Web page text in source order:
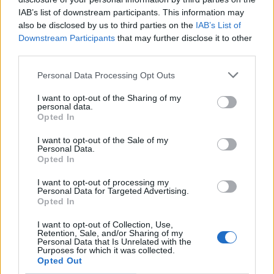
IAB’s list of downstream participants. This information may
also be disclosed by us to third parties on the IAB’s List of
Downstream Participants that may further disclose it to other
Personal Data Processing Opt Outs
I want to opt-out of the Sharing of my
personal data.
Opted In
I want to opt-out of the Sale of my
Personal Data.
Opted In
I want to opt-out of processing my
Personal Data for Targeted Advertising.
Opted In
I want to opt-out of Collection, Use,
Retention, Sale, and/or Sharing of my
Personal Data that Is Unrelated with the
Purposes for which it was collected.
Opted Out
τότε με αυτά τα χρήματα αγόραζες
πολυκατοικία και μου έδωσαν έναν
χώρο 20 τ.μ, χωρίς τουαλέτα, χωρίς
τίποτα, που στην πραγματικότητα
έκανε 150.000. Το υπόλοιπο το είχαν
πουλήσει στην Πίτσα.
Πού να το φανταστείτε…
Ναι, μετά μια άλλη φίλη που έμενε
στην Αιδηψό και ήξερε ότι έχω μανία
με την εξοχή, μου πρότεινε να